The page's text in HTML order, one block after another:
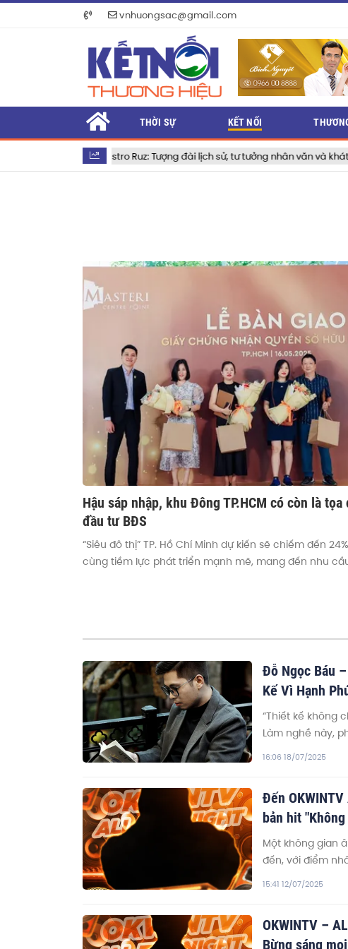
vnhuongsac@gmail.com
Fidel Castro Ruz: Tượng đài lịch sử, tư tưởng nhân văn và khát vọng vĩnh
THỜI SỰ KẾT NỐI
Hậu sáp nhập, khu Đông TP.HCM có còn là
đầu tư BĐS
“Siêu đô thị” TP. Hồ Chí Minh dự kiến sẽ chiếm đến
cùng tiềm lực phát triển mạnh mẽ, mang đến nhu
Đỗ Ngọc Báu
Kế Vì Hạnh
“Thiết kế không
Làm nghề này,
nghiệm để tư
16:06 18/07/2025
Đến
bản hit
Một không gian
đến, với điểm
hit “Không
động và đầy
15:41 12/07/2025
OKWINTV –
Bừng sáng